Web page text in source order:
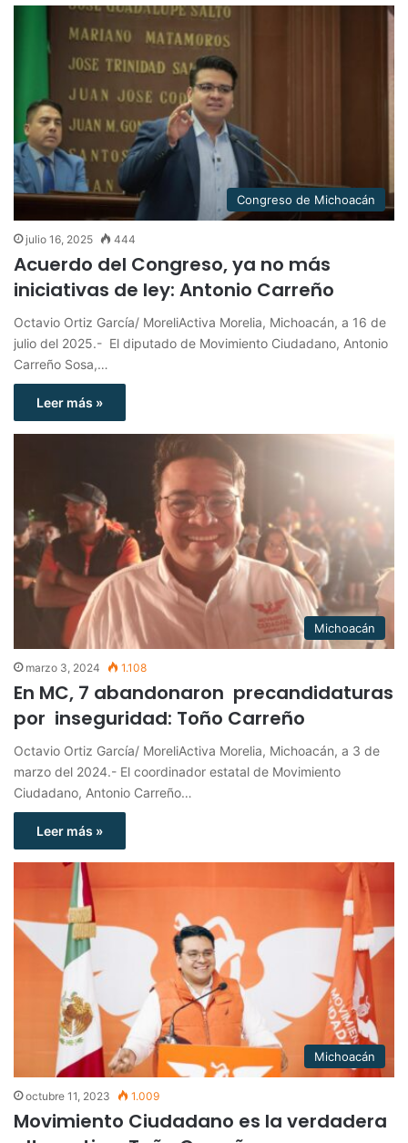
Congreso de Michoacán
julio 16, 2025 444
Acuerdo del Congreso, ya no más
iniciativas de ley: Antonio Carreño
Octavio Ortiz García/ MoreliActiva Morelia, Michoacán, a 16 de
julio del 2025.- El diputado de Movimiento Ciudadano, Antonio
Carreño Sosa,…
Leer más »
Michoacán
marzo 3, 2024 1.108
En MC, 7 abandonaron precandidaturas
por inseguridad: Toño Carreño
Octavio Ortiz García/ MoreliActiva Morelia, Michoacán, a 3 de
marzo del 2024.- El coordinador estatal de Movimiento
Ciudadano, Antonio Carreño…
Leer más »
Michoacán
octubre 11, 2023 1.009
Movimiento Ciudadano es la verdadera